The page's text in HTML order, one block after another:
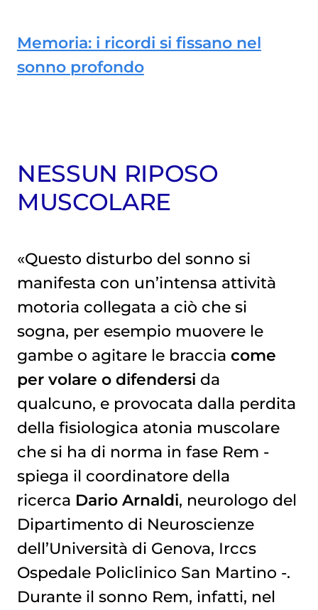
Memoria: i ricordi si fissano nel
sonno profondo
NESSUN RIPOSO
MUSCOLARE
«Questo disturbo del sonno si
manifesta con un’intensa attività
motoria collegata a ciò che si
sogna, per esempio muovere le
gambe o agitare le braccia come
per volare o difendersi da
qualcuno, e provocata dalla perdita
della fisiologica atonia muscolare
che si ha di norma in fase Rem -
spiega il coordinatore della
ricerca Dario Arnaldi, neurologo del
Dipartimento di Neuroscienze
dell’Università di Genova, Irccs
Ospedale Policlinico San Martino -.
Durante il sonno Rem, infatti, nel